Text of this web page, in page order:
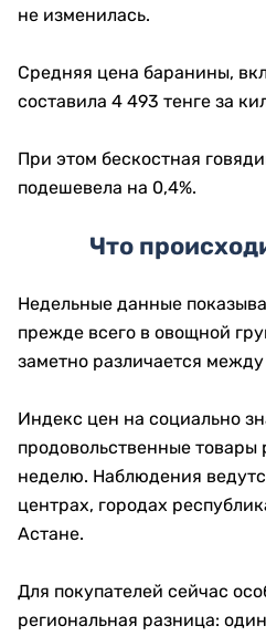
не изменилась.
Средняя цена баранины,
составила 4 493 тенге за
При этом бескостная
подешевела на 0,4%.
Что
Недельные данные
прежде всего в овощной
заметно различается
Индекс цен на социально
продовольственные
неделю. Наблюдения
центрах, городах
Астане.
Для покупателей сейчас
региональная разница: